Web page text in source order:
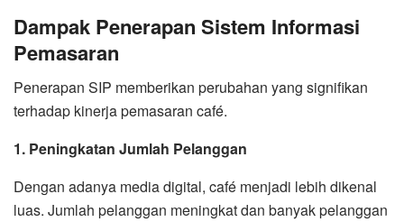
Dampak Penerapan Sistem Informasi
Pemasaran
Penerapan SIP memberikan perubahan yang signifikan
terhadap kinerja pemasaran café.
1. Peningkatan Jumlah Pelanggan
Dengan adanya media digital, café menjadi lebih dikenal
luas. Jumlah pelanggan meningkat dan banyak pelanggan